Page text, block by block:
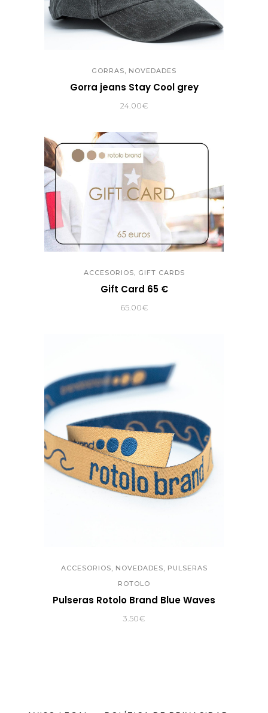
GORRAS, NOVEDADES
Gorra jeans Stay Cool grey
24.00€
ACCESORIOS, GIFT CARDS
Gift Card 65 €
65.00€
ACCESORIOS, NOVEDADES, PULSERAS
ROTOLO
Pulseras Rotolo Brand Blue Waves
3.50€